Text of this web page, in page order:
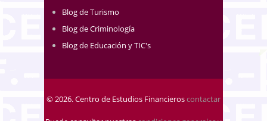
Blog de Turismo
Blog de Criminología
Blog de Educación y TIC's
© 2026. Centro de Estudios Financieroscontactar